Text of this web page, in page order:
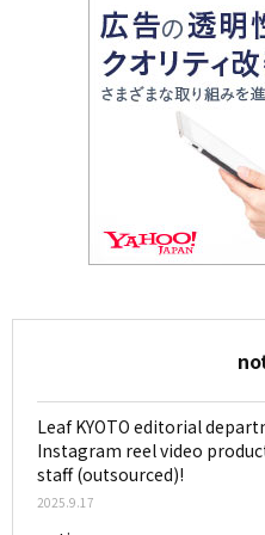
Leaf KYOTO editorial
Instagram reel video
staff (outsourced)!
2025.9.17